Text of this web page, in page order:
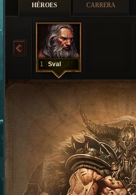
HÉROES CARRERA
1 Sval